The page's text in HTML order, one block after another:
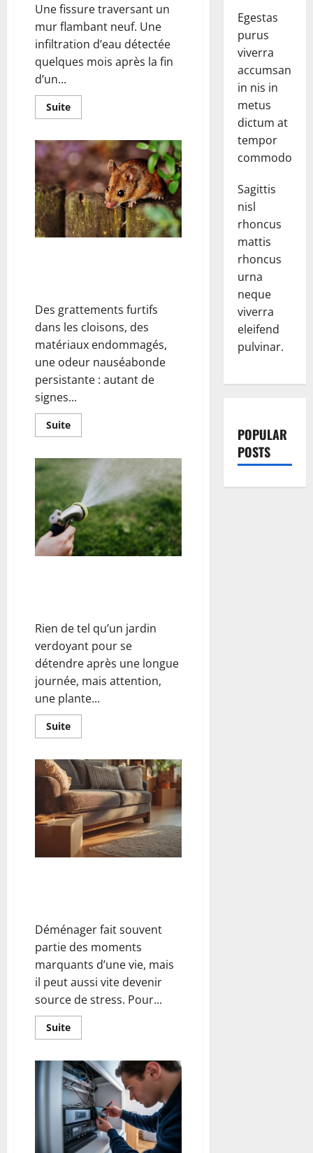
Une fissure traversant un
mur flambant neuf. Une
infiltration d’eau détectée
quelques mois après la fin
d’un...
SuiteEn
savoir
Comprendre
la
garantie
décennale
:
une
protection
essentielle
dans
le
Des grattements furtifs
dans les cloisons, des
matériaux endommagés,
une odeur nauséabonde
persistante : autant de
signes...
SuiteEn
savoir
Comment
maîtriser
une
présence
de
rongeurs
grâce
à
la
dératisation
Rien de tel qu’un jardin
verdoyant pour se
détendre après une longue
journée, mais attention,
une plante...
SuiteEn
savoir
Arrosez
comme
un
pro
:
Le
guide
malin
pour
un
Déménager fait souvent
partie des moments
marquants d’une vie, mais
il peut aussi vite devenir
source de stress. Pour...
SuiteEn
savoir
Réussir
un
déménagement
sans
stress
:
conseils
pratiques
pour
Egestas
purus
viverra
accumsan
in nis in
metus
dictum at
tempor
commodo.
Sagittis
nisl
rhoncus
mattis
rhoncus
urna
neque
viverra
eleifend
pulvinar.
POPULAR
POSTS